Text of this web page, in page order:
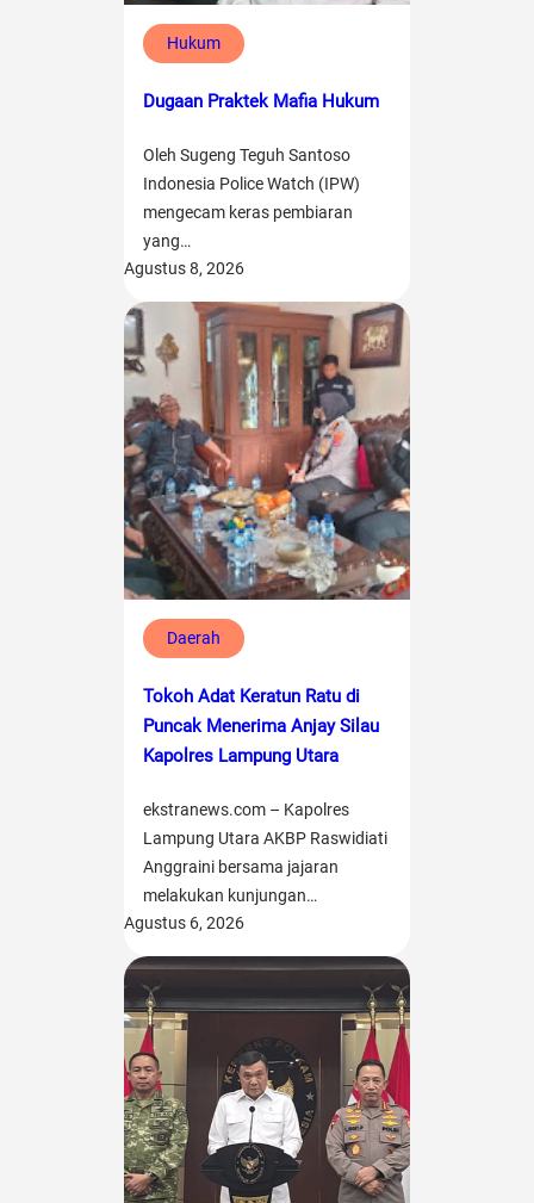
Hukum
Dugaan Praktek Mafia Hukum
Oleh Sugeng Teguh Santoso
Indonesia Police Watch (IPW)
mengecam keras pembiaran
yang…
Agustus 8, 2026
Daerah
Tokoh Adat Keratun Ratu di
Puncak Menerima Anjay Silau
Kapolres Lampung Utara
ekstranews.com – Kapolres
Lampung Utara AKBP Raswidiati
Anggraini bersama jajaran
melakukan kunjungan…
Agustus 6, 2026